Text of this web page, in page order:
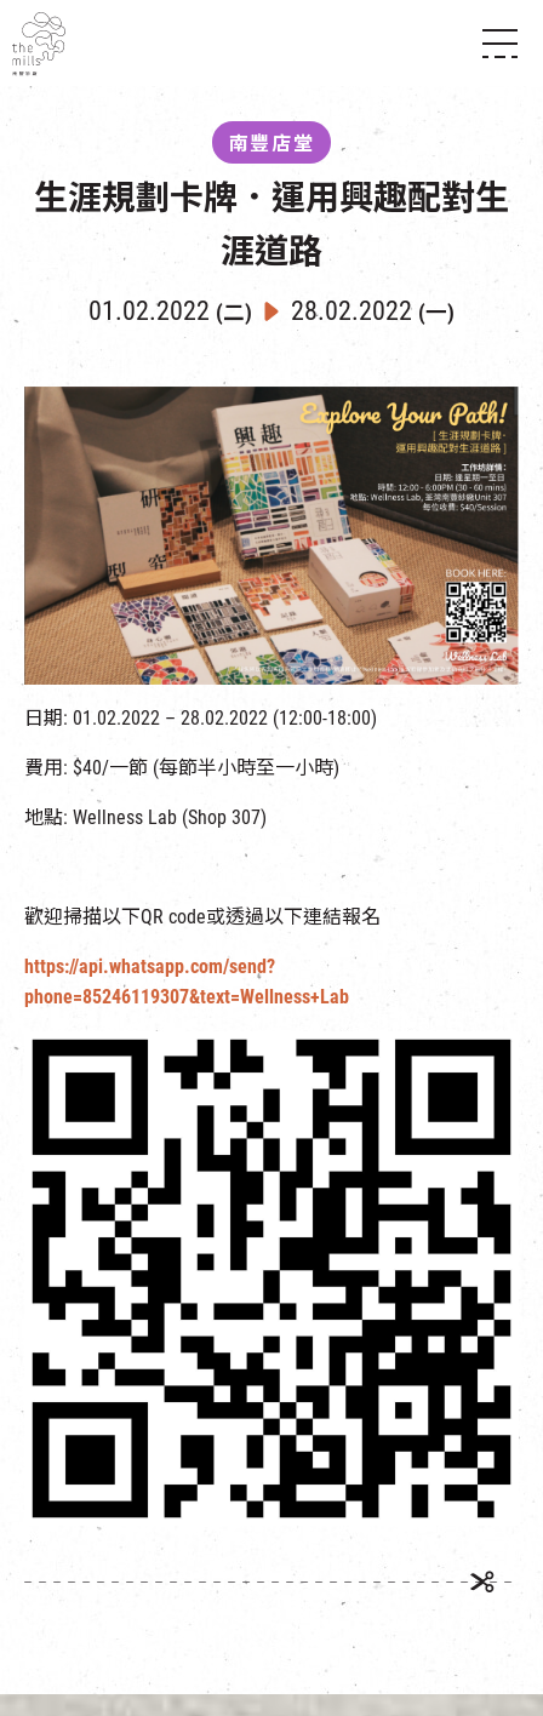
媒體中心
南豐店堂
商店
所有活動
展覽
導賞團
活化與保育
走進南豐紗廠
CHAT六廠
南豐作坊
其他體驗
到訪我們
開放時間及位置
穿梭巴士服務
停車場
NF TOUCH
EN |
南豐店堂
生涯規劃卡牌．運用興趣配對生
涯道路
01.02.2022 (二) 28.02.2022 (一)
日期: 01.02.2022 – 28.02.2022 (12:00-18:00)
費用: $40/一節 (每節半小時至一小時)
地點: Wellness Lab (Shop 307)
歡迎掃描以下QR code或透過以下連結報名
https://api.whatsapp.com/send?
phone=85246119307&text=Wellness+Lab